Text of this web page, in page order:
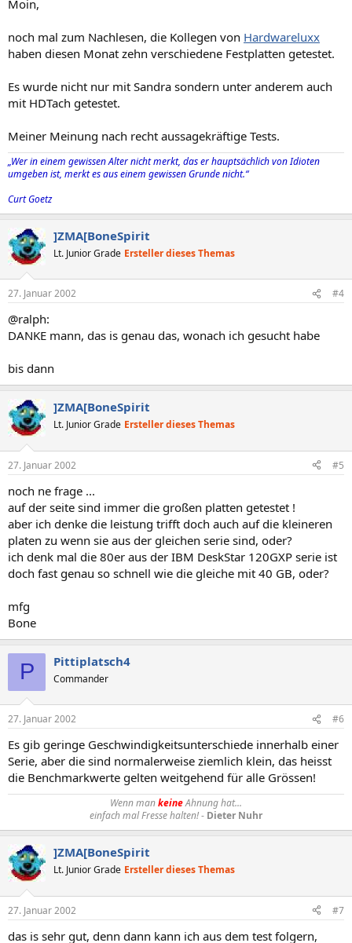
Moin,
noch mal zum Nachlesen, die Kollegen von Hardwareluxx
haben diesen Monat zehn verschiedene Festplatten getestet.
Es wurde nicht nur mit Sandra sondern unter anderem auch
mit HDTach getestet.
Meiner Meinung nach recht aussagekräftige Tests.
„Wer in einem gewissen Alter nicht merkt, das er hauptsächlich von Idioten
umgeben ist, merkt es aus einem gewissen Grunde nicht.“
Curt Goetz
]ZMA[BoneSpirit
Lt. Junior Grade Ersteller dieses Themas
27. Januar 2002 #4
@ralph:
DANKE mann, das is genau das, wonach ich gesucht habe
bis dann
]ZMA[BoneSpirit
Lt. Junior Grade Ersteller dieses Themas
27. Januar 2002 #5
noch ne frage ...
auf der seite sind immer die großen platten getestet !
aber ich denke die leistung trifft doch auch auf die kleineren
platen zu wenn sie aus der gleichen serie sind, oder?
ich denk mal die 80er aus der IBM DeskStar 120GXP serie ist
doch fast genau so schnell wie die gleiche mit 40 GB, oder?
mfg
Bone
P Pittiplatsch4
Commander
27. Januar 2002 #6
Es gib geringe Geschwindigkeitsunterschiede innerhalb einer
Serie, aber die sind normalerweise ziemlich klein, das heisst
die Benchmarkwerte gelten weitgehend für alle Grössen!
Wenn mankeineAhnung hat...
einfach mal Fresse halten!- Dieter Nuhr
]ZMA[BoneSpirit
Lt. Junior Grade Ersteller dieses Themas
27. Januar 2002 #7
das is sehr gut, denn dann kann ich aus dem test folgern,